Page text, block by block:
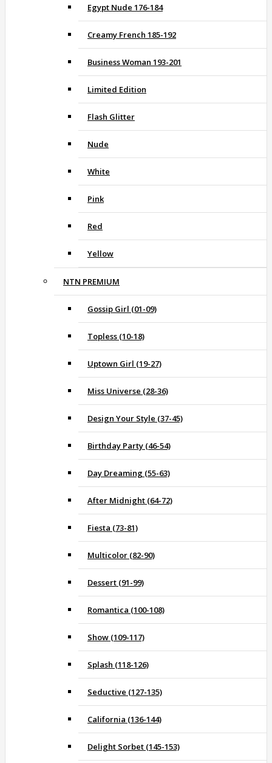
Egypt Nude 176-184
Creamy French 185-192
Business Woman 193-201
Limited Edition
Flash Glitter
Nude
White
Pink
Red
Yellow
NTN PREMIUM
Gossip Girl (01-09)
Topless (10-18)
Uptown Girl (19-27)
Miss Universe (28-36)
Design Your Style (37-45)
Birthday Party (46-54)
Day Dreaming (55-63)
After Midnight (64-72)
Fiesta (73-81)
Multicolor (82-90)
Dessert (91-99)
Romantica (100-108)
Show (109-117)
Splash (118-126)
Seductive (127-135)
California (136-144)
Delight Sorbet (145-153)